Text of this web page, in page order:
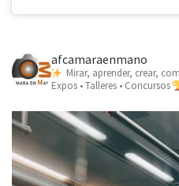
afcamaraenmano
Mirar, aprender, crear,
Expos • Talleres • Concursos